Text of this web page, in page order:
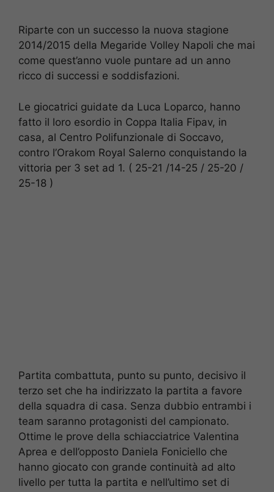
Riparte con un successo la nuova stagione
2014/2015 della Megaride Volley Napoli che mai
come quest’anno vuole puntare ad un anno
ricco di successi e soddisfazioni.
Le giocatrici guidate da Luca Loparco, hanno
fatto il loro esordio in Coppa Italia Fipav, in
casa, al Centro Polifunzionale di Soccavo,
contro l’Orakom Royal Salerno conquistando la
vittoria per 3 set ad 1. ( 25-21 /14-25 / 25-20 /
25-18 )
Partita combattuta, punto su punto, decisivo il
terzo set che ha indirizzato la partita a favore
della squadra di casa. Senza dubbio entrambi i
team saranno protagonisti del campionato.
Ottime le prove della schiacciatrice Valentina
Aprea e dell’opposto Daniela Foniciello che
hanno giocato con grande continuità ad alto
livello per tutta la partita e nell’ultimo set di